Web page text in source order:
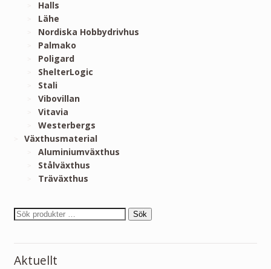
Halls
Lähe
Nordiska Hobbydrivhus
Palmako
Poligard
ShelterLogic
Stali
Vibovillan
Vitavia
Westerbergs
Växthusmaterial
Aluminiumväxthus
Stålväxthus
Träväxthus
Sök
Aktuellt